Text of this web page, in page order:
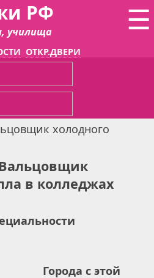
☰
РФ
училища
ОТКР.ДВЕРИ
холодного
в колледжах
Города с этой